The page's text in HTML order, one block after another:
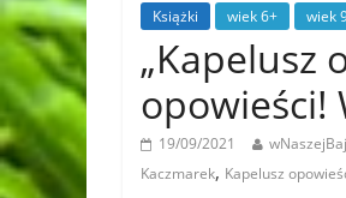
Książki wiek 6+ wiek
„Kapelusz
opowieści!
19/09/2021
Kaczmarek, Kapelusz